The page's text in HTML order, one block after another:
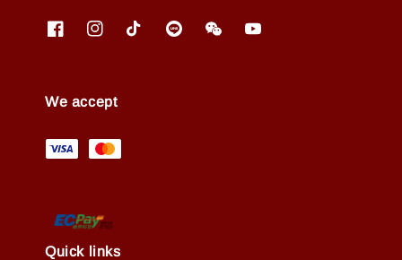
We accept
Quick links